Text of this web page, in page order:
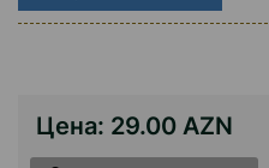
Цена: 29.00 AZN